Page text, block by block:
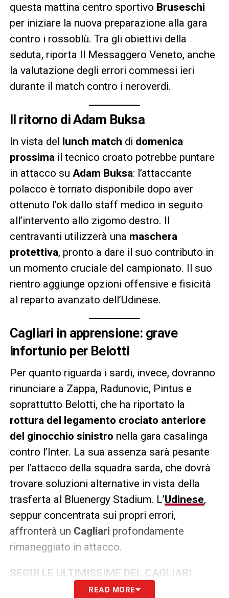
questa mattina centro sportivo Bruseschi
per iniziare la nuova preparazione alla gara
contro i rossoblù. Tra gli obiettivi della
seduta, riporta Il Messaggero Veneto, anche
la valutazione degli errori commessi ieri
durante il match contro i neroverdi.
Il ritorno di Adam Buksa
In vista del lunch match di domenica
prossimail tecnico croato potrebbe puntare
in attacco su Adam Buksa: l’attaccante
polacco è tornato disponibile dopo aver
ottenuto l’ok dallo staff medico in seguito
all’intervento allo zigomo destro. Il
centravanti utilizzerà una maschera
protettiva, pronto a dare il suo contributo in
un momento cruciale del campionato. Il suo
rientro aggiunge opzioni offensive e fisicità
al reparto avanzato dell’Udinese.
Cagliari in apprensione: grave
infortunio per Belotti
Per quanto riguarda i sardi, invece, dovranno
rinunciare a Zappa, Radunovic, Pintus e
soprattutto Belotti, che ha riportato la
rottura del legamento crociato anteriore
del ginocchio sinistro nella gara casalinga
contro l’Inter. La sua assenza sarà pesante
per l’attacco della squadra sarda, che dovrà
trovare soluzioni alternative in vista della
trasferta al Bluenergy Stadium. L’Udinese,
seppur concentrata sui propri errori,
affronterà un Cagliari profondamente
rimaneggiato in attacco.
SEGUI LE ULTIMISSIME DEL CAGLIARI
READ MORE